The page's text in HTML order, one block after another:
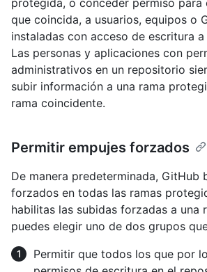
protegida, o conceder permiso para
que coincida, a usuarios, equipos o
instaladas con acceso de escritura
Las personas y aplicaciones con
administrativos en un repositorio
subir información a una rama
rama coincidente.
Permitir empujes forzados
De manera predeterminada, GitHub
forzados en todas las ramas
habilitas las subidas forzadas a una
puedes elegir uno de dos grupos
Permitir que todos los que por